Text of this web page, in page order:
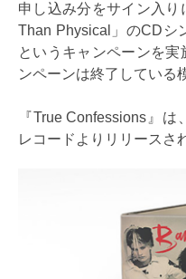
申し込み分をサイン入
Than Physical」のCDシ
というキャンペーンを
ンペーンは終了している
『True Confessions』
レコードよりリリースさ